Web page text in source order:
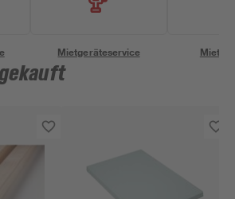
Mietgeräteservice